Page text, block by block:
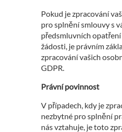
Pokud je zpracování
pro splnění smlouvy s
předsmluvních
žádosti, je právním
zpracování vašich
GDPR.
Právní povinnost
V případech, kdy je
nezbytné pro splnění
nás vztahuje, je toto